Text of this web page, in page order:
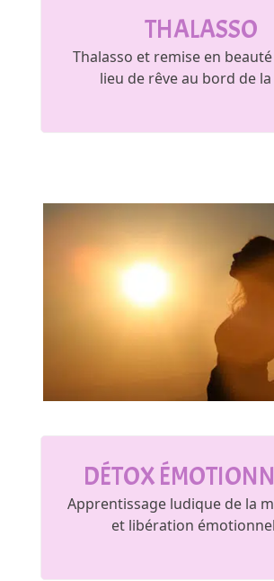
THALASSO
Thalasso et remise en
lieu de rêve au bord de la
DÉTOX
Apprentissage ludique de la
et libération